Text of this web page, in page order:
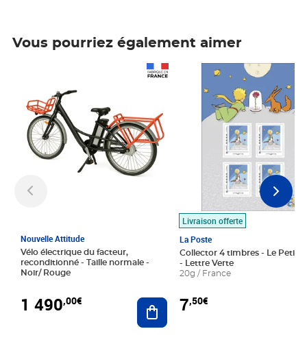
Vous pourriez également aimer
Nouvelle Attitude
Vélo électrique du facteur,
reconditionné - Taille normale -
Noir/ Rouge
1 490,00€ Ajouter au panier
Livraison offerte
La Poste
Collector 4 timbres - Le Petit
- Lettre Verte
20g / France
7,50€
Prix 7,50€